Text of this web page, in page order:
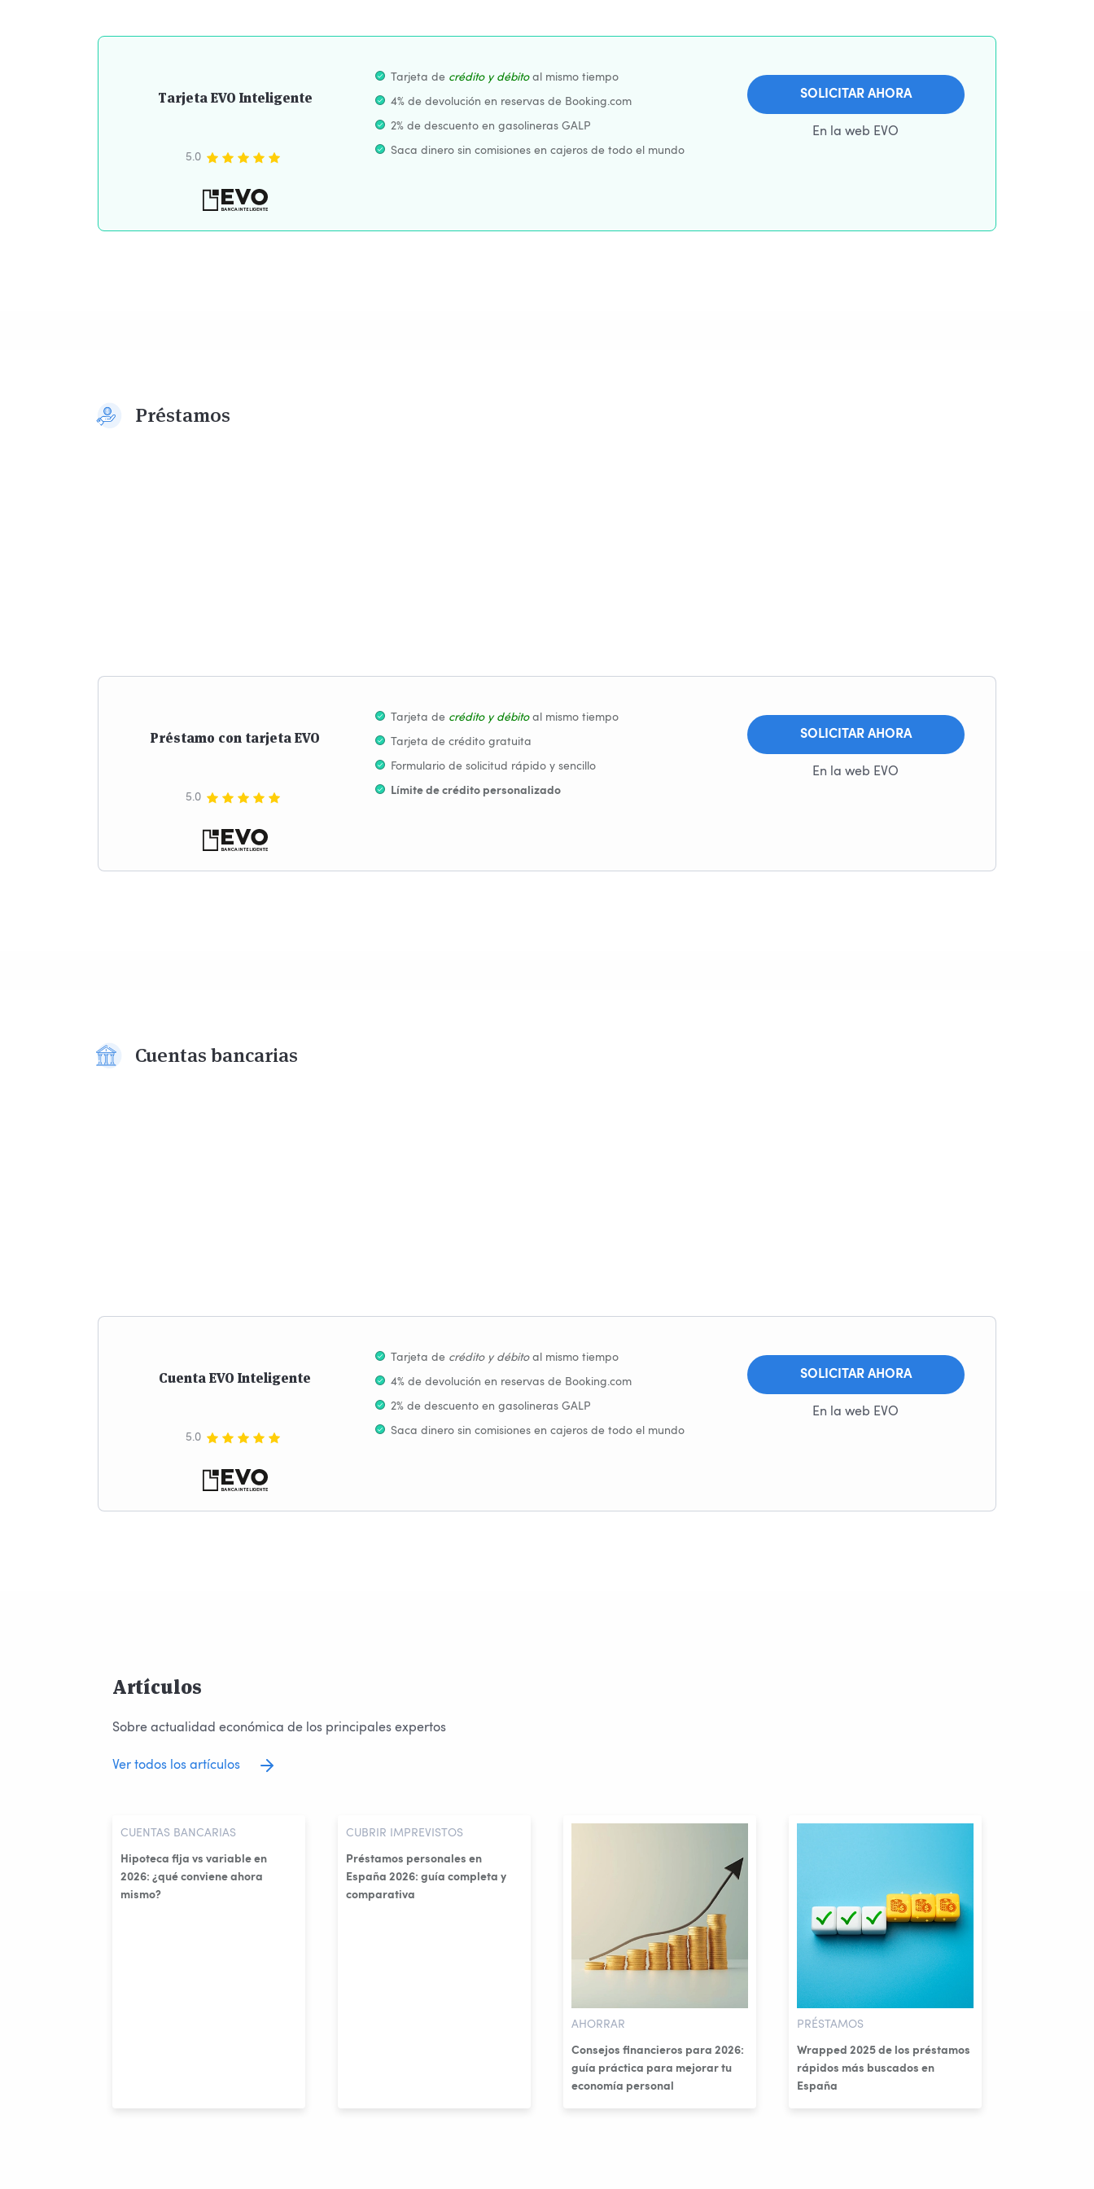
Tarjeta EVO Inteligente
5.0
Tarjeta de crédito y débitoal mismo tiempo
4% de devolución en reservas de Booking.com
2% de descuento en gasolineras GALP
Saca dinero sin comisiones en cajeros de todo el mundo
SOLICITAR AHORA
En la web EVO
Préstamos
Préstamo con tarjeta EVO
5.0
Tarjeta de crédito y débitoal mismo tiempo
Tarjeta de crédito gratuita
Formulario de solicitud rápido y sencillo
Límite de crédito personalizado
SOLICITAR AHORA
En la web EVO
Cuentas bancarias
Cuenta EVO Inteligente
5.0
Tarjeta de crédito y débitoal mismo tiempo
4% de devolución en reservas de Booking.com
2% de descuento en gasolineras GALP
Saca dinero sin comisiones en cajeros de todo el mundo
SOLICITAR AHORA
En la web EVO
Artículos
Sobre actualidad económica de los principales expertos
Ver todos los artículos
CUENTAS BANCARIAS
Hipoteca fija vs variable en
2026: ¿qué conviene ahora
mismo?
CUBRIR IMPREVISTOS
Préstamos personales en
España 2026: guía completa y
comparativa
AHORRAR
Consejos financieros para 2026:
guía práctica para mejorar tu
economía personal
PRÉSTAMOS
Wrapped 2025 de los préstamos
rápidos más buscados en
España